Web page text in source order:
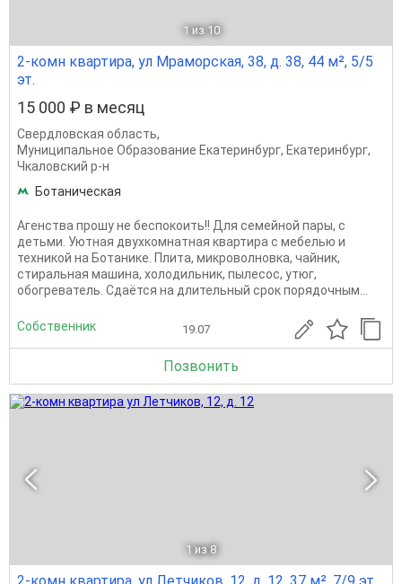
1 из 10
2-комн квартира, ул Мраморская, 38, д. 38, 44 м², 5/5
эт.
15 000 ₽ в месяц
Свердловская область,
Муниципальное Образование Екатеринбург, Екатеринбург,
Чкаловский р-н
Ботаническая
Агенства прошу не беспокоить!! Для семейной пары, с
детьми. Уютная двухкомнатная квартира с мебелью и
техникой на Ботанике. Плита, микроволновка, чайник,
стиральная машина, холодильник, пылесос, утюг,
обогреватель. Сдаётся на длительный срок порядочным...
Собственник 19.07
Позвонить
1 из 8